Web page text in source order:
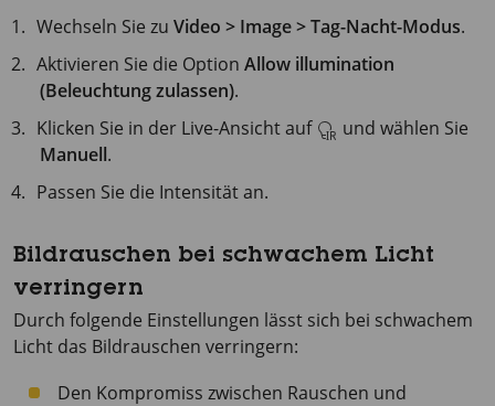
Wechseln Sie zuVideo > Image > Tag-Nacht-Modus.
Aktivieren Sie die OptionAllow illumination
(Beleuchtung zulassen).
Klicken Sie in der Live-Ansicht auf
und wählen Sie
Manuell.
Passen Sie die Intensität an.
Bildrauschen bei schwachem Licht
verringern
Durch folgende Einstellungen lässt sich bei schwachem
Licht das Bildrauschen verringern:
Den Kompromiss zwischen Rauschen und